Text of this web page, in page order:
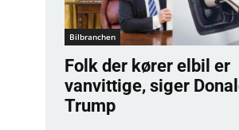
Bilbranchen
Folk der kører elbil er
vanvittige, siger
Trump